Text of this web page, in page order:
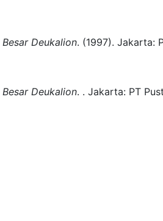
Deukalion. (1997). Jakarta:
Deukalion. . Jakarta: PT